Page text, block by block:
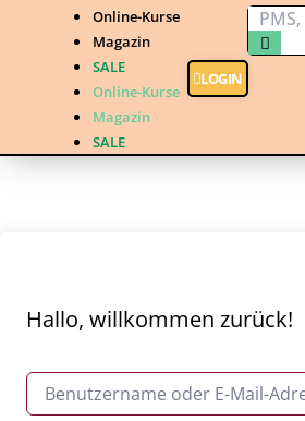
Online-Kurse
Magazin
SALE
Online-Kurse
Magazin
SALE
LOGIN
Hallo, willkommen zurück!